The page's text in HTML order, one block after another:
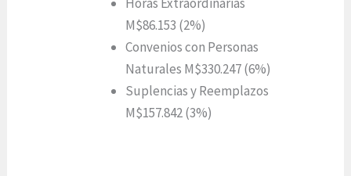
M$86.153 (2%)
Convenios con Personas
Naturales M$330.247 (6%)
Suplencias y Reemplazos
M$157.842 (3%)